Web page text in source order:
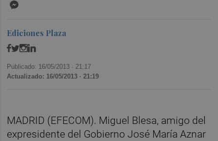
Ediciones Plaza
Publicado: 16/05/2013 · 21:17
Actualizado: 16/05/2013 · 21:19
MADRID (EFECOM). Miguel Blesa, amigo del
expresidente del Gobierno José María Aznar